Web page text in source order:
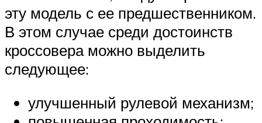
эту модель с ее предшественником.
В этом случае среди достоинств
кроссовера можно выделить
следующее:
улучшенный рулевой механизм;